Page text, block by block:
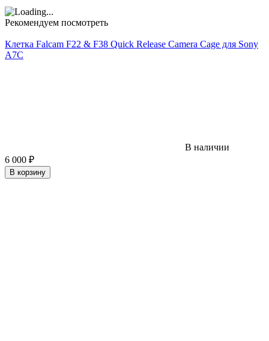
Рекомендуем посмотреть
Клетка Falcam F22 & F38 Quick Release Camera Cage для Sony
A7C
В наличии
6 000 ₽
В корзину